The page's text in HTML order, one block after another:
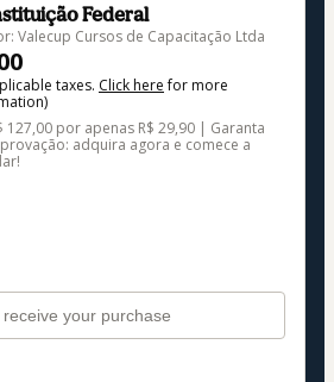
Federal
Valecup Cursos de Capacitação Ltda
taxes. Click herefor more
127,00 por apenas R$ 29,90 | Garanta
adquira agora e comece a